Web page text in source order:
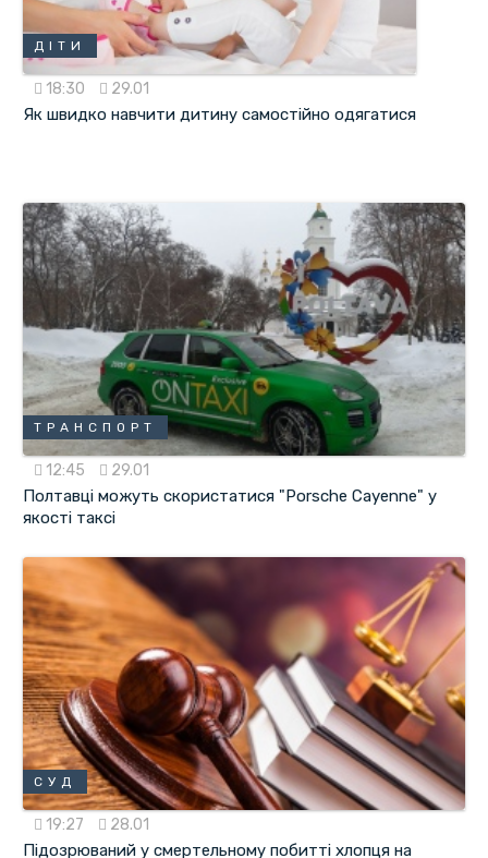
ДІТИ
18:30 29.01
Як швидко навчити дитину самостійно одягатися
ТРАНСПОРТ
12:45 29.01
Полтавці можуть скористатися "Porsche Cayenne" у
якості таксі
СУД
19:27 28.01
Підозрюваний у смертельному побитті хлопця на